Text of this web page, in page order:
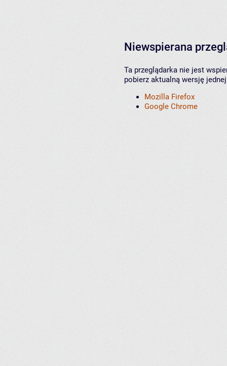
Niewspierana
Ta przeglądarka nie jest
pobierz aktualną wersję
Mozilla Firefox
Google Chrome